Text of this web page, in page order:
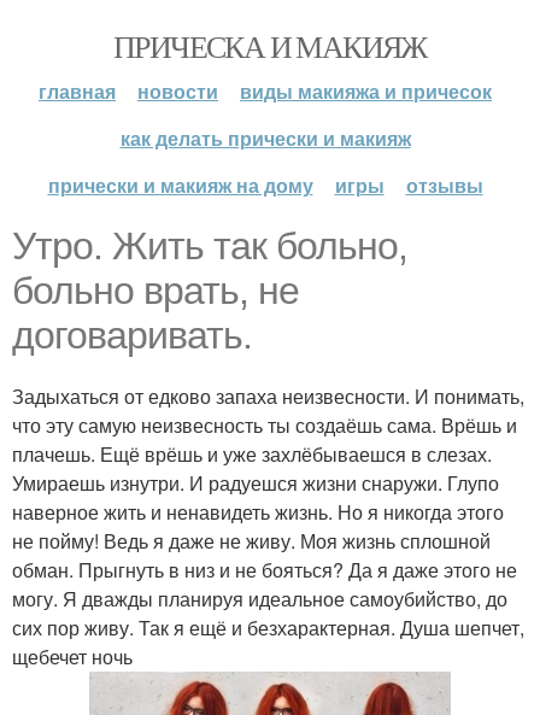
ПРИЧЕСКА И МАКИЯЖ
главная новости
виды макияжа и причесок
как делать прически и макияж
прически и макияж на дому
игры отзывы
Утро. Жить так больно,
больно врать, не
договаривать.
Задыхаться от едково запаха неизвесности. И понимать,
что эту самую неизвесность ты создаёшь сама. Врёшь и
плачешь. Ещё врёшь и уже захлёбываешся в слезах.
Умираешь изнутри. И радуешся жизни снаружи. Глупо
наверное жить и ненавидеть жизнь. Но я никогда этого
не пойму! Ведь я даже не живу. Моя жизнь сплошной
обман. Прыгнуть в низ и не бояться? Да я даже этого не
могу. Я дважды планируя идеальное самоубийство, до
сих пор живу. Так я ещё и безхарактерная. Душа шепчет,
щебечет ночь